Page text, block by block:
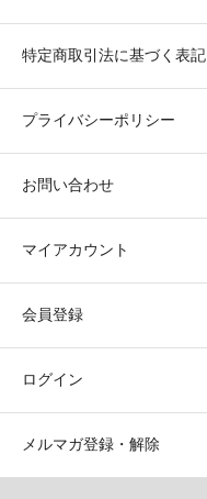
特定商取引法に基づく表記
プライバシーポリシー
お問い合わせ
マイアカウント
会員登録
ログイン
メルマガ登録・解除